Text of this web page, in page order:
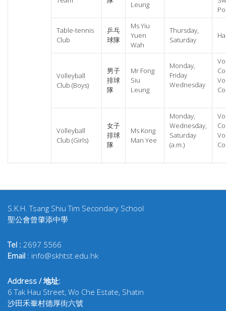
Leung
Table-tennis
Club
乒乓
球隊
Ms Yiu
Yuen
Wah
Thursday,
Saturday
Volleyball
Club (Boys)
男子
排球
隊
Mr Fong
Siu
Leung
Monday,
Friday
Wednesday
Volleyball
Club (Girls)
女子
排球
隊
Ms Kong
Man Yee
Monday,
Wednesday,
Saturday
(a.m.)
S.K.H. Tsang Shiu Tim Secondary School
聖公會曾肇添中學
Tel : 2697 5566
Email : info@skhtst.edu.hk
Address / 地址:
6 Tak Hau Street, Wo Che Estate, Shatin
沙田禾輋村德厚街六號